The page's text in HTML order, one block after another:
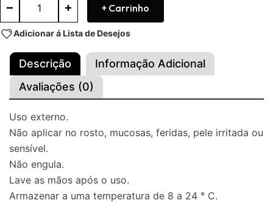
+ Carrinho
Adicionar á Lista de Desejos
Descrição
Informação Adicional
Avaliações (0)
Uso externo.
Não aplicar no rosto, mucosas, feridas, pele irritada ou
sensível.
Não engula.
Lave as mãos após o uso.
Armazenar a uma temperatura de 8 a 24 ° C.